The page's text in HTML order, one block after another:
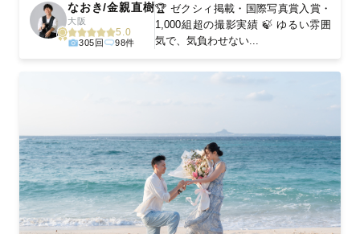
なおき/金親直樹
大阪
5.0
305回 98件
🏆 ゼクシィ掲載・国際写真賞入賞・
1,000組超の撮影実績 🍃 ゆるい雰囲
気で、気負わせない...